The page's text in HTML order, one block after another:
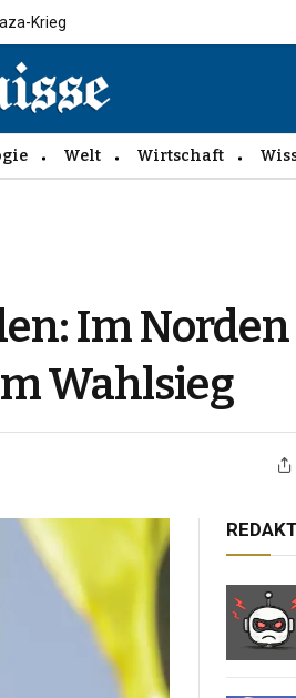
Krieg
Welt Wirtschaft
Im Norden
Wahlsieg